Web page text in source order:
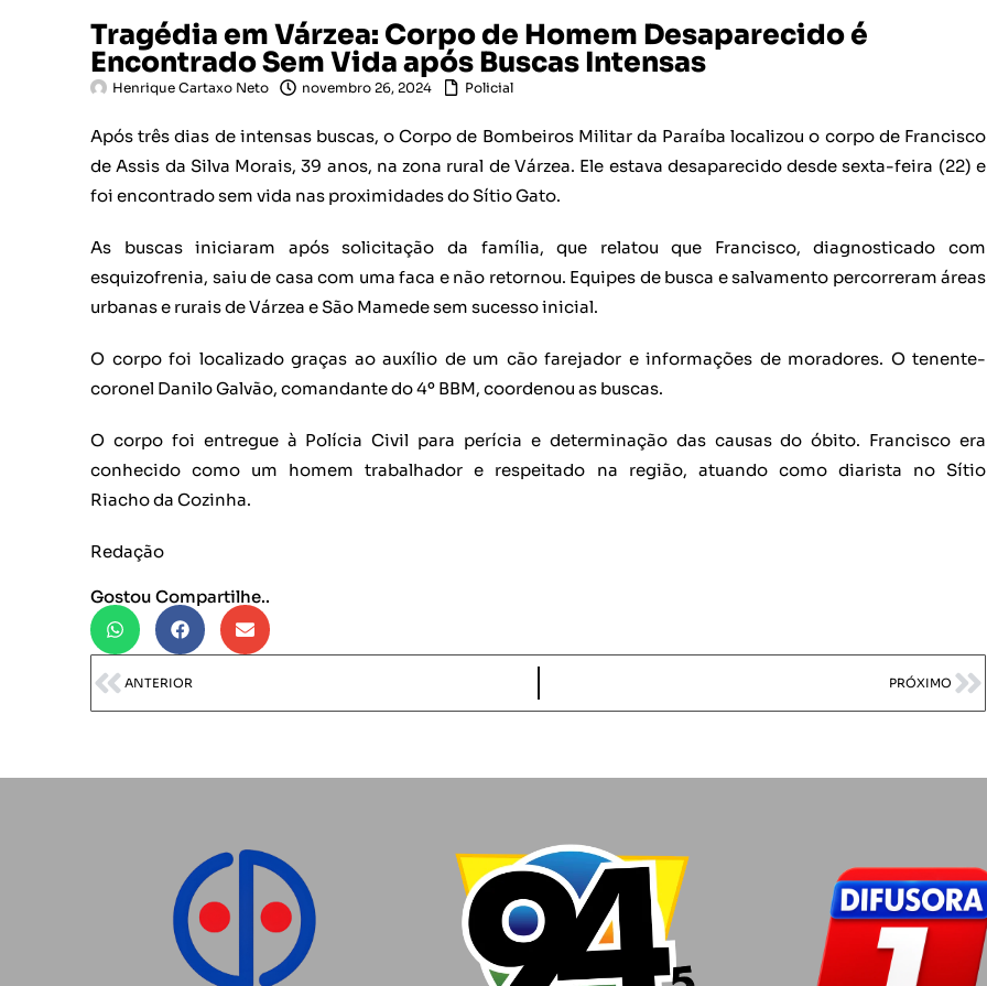
Tragédia em Várzea: Corpo de Homem Desaparecido é
Encontrado Sem Vida após Buscas Intensas
Henrique Cartaxo Neto novembro 26, 2024 Policial
Após três dias de intensas buscas, o Corpo de Bombeiros Militar da Paraíba localizou o corpo de Francisco
de Assis da Silva Morais, 39 anos, na zona rural de Várzea. Ele estava desaparecido desde sexta-feira (22) e
foi encontrado sem vida nas proximidades do Sítio Gato.
As buscas iniciaram após solicitação da família, que relatou que Francisco, diagnosticado com
esquizofrenia, saiu de casa com uma faca e não retornou. Equipes de busca e salvamento percorreram áreas
urbanas e rurais de Várzea e São Mamede sem sucesso inicial.
O corpo foi localizado graças ao auxílio de um cão farejador e informações de moradores. O tenente-
coronel Danilo Galvão, comandante do 4º BBM, coordenou as buscas.
O corpo foi entregue à Polícia Civil para perícia e determinação das causas do óbito. Francisco era
conhecido como um homem trabalhador e respeitado na região, atuando como diarista no Sítio
Riacho da Cozinha.
Redação
Gostou Compartilhe..
ANTERIOR PRÓXIMO